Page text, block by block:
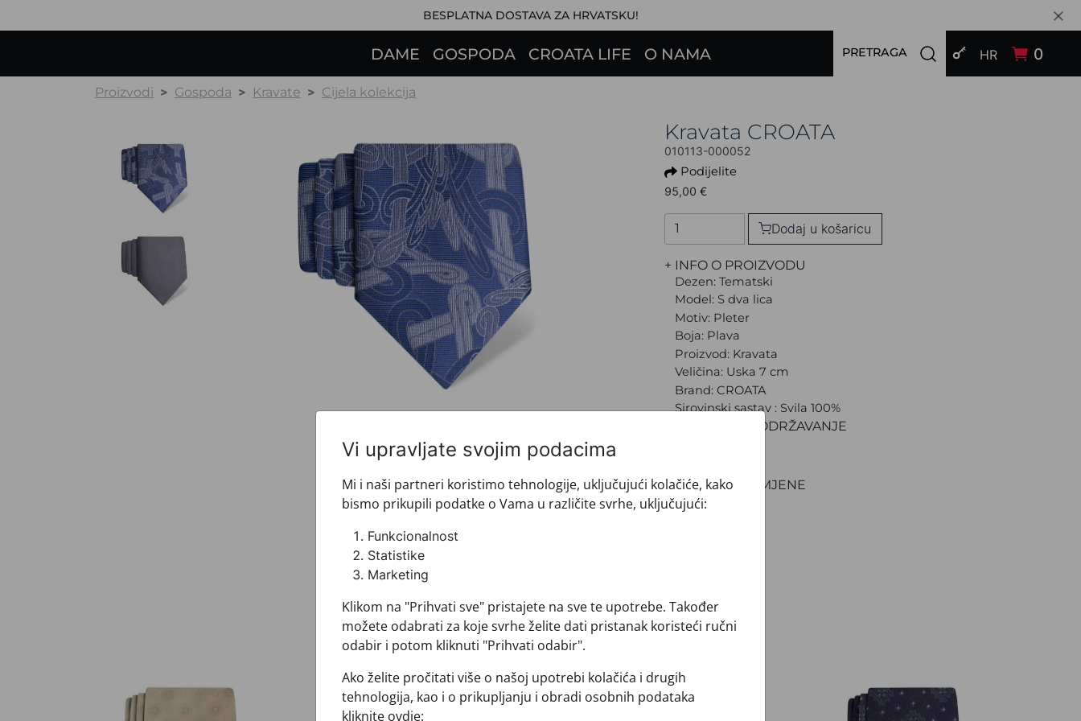
BESPLATNA DOSTAVA ZA HRVATSKU!
DAME GOSPODA CROATA LIFE O NAMA PRIJAVI SE
HR 0
PRETRAGA Open search modal
Proizvodi Gospoda Kravate Cijela kolekcija
Kravata CROATA
010113-000052
Podijelite
95,00 €
Dodaj u košaricu
+ INFO O PROIZVODU
Dezen: Tematski
Model: S dva lica
Motiv: Pleter
Boja: Plava
Proizvod: Kravata
Veličina: Uska 7 cm
Brand: CROATA
Sirovinski sastav : Svila 100%
+ MATERIJAL I ODRŽAVANJE
+ POVRATI I ZAMJENE
Pogledajte i ovo
Vi upravljate svojim podacima
Mi i naši partneri koristimo tehnologije, uključujući kolačiće, kako
bismo prikupili podatke o Vama u različite svrhe, uključujući:
Funkcionalnost
Statistike
Marketing
Klikom na "Prihvati sve" pristajete na sve te upotrebe. Također
možete odabrati za koje svrhe želite dati pristanak koristeći ručni
odabir i potom kliknuti "Prihvati odabir".
Ako želite pročitati više o našoj upotrebi kolačića i drugih
tehnologija, kao i o prikupljanju i obradi osobnih podataka
kliknite ovdje: